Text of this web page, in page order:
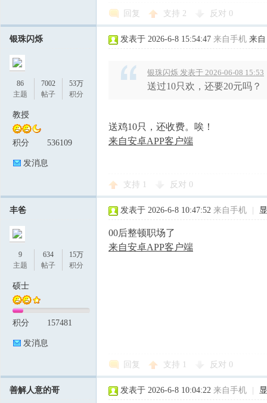
回复 支持 2 反对 0
银珠闪烁
86
主题
7002
帖子
53万
积分
教授
积分 536109
发消息
发表于 2026-6-8 15:54:47 来自手机 来
银珠闪烁 发表于 2026-06-08 15:53
送过10只欢，还要20元吗？
送鸡10只，还收费。唉！
来自安卓APP客户端
支持 反对 0
丰爸
9
主题
634
帖子
15万
积分
硕士
积分 157481
发消息
发表于 2026-6-8 10:47:52 来自手机
00后整顿职场了
来自安卓APP客户端
回复 支持 反对 0
善解人意的哥 发表于 2026-6-8 10:04:22 来自手机